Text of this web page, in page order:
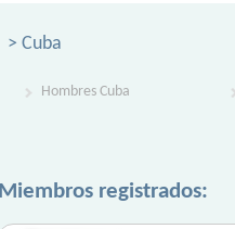
> Cuba
Hombres Cuba
Miembros registrados: